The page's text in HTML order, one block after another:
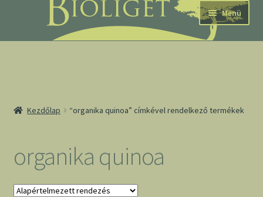
navigációhoz
tartalomba
Menü
Kezdőlap “organika quinoa” címkével rendelkező termékek
organika quinoa